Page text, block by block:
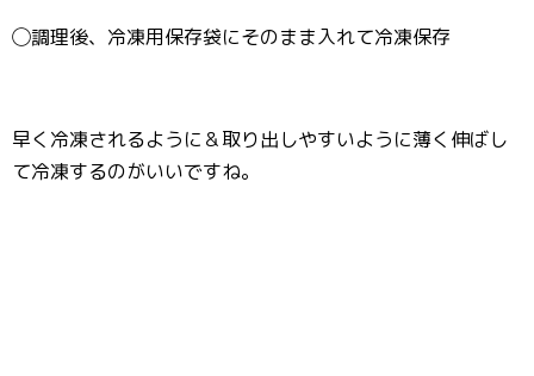
◯調理後、冷凍用保存袋にそのまま入れて冷凍保存
早く冷凍されるように＆取り出しやすいように薄く伸ばし
て冷凍するのがいいですね。